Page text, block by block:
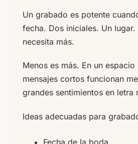
Un grabado es potente
fecha. Dos iniciales. Un
necesita más.
Menos es más. En un
mensajes cortos funcionan
grandes sentimientos en letra
Ideas adecuadas para
Fecha de la boda